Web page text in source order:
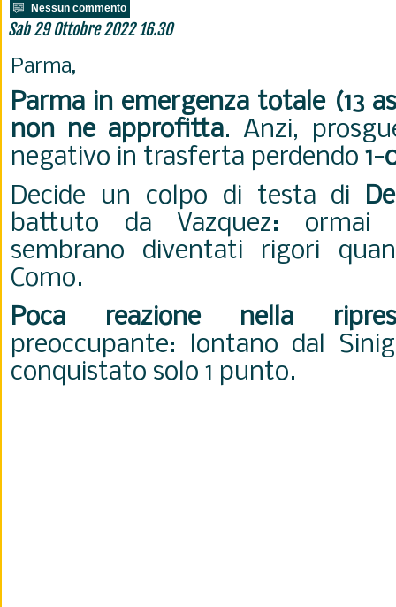
Nessun commento
Sab 29 Ottobre 2022 16.30
Parma,
Parma in emergenza totale (13
non ne approfitta. Anzi,
negativo in trasferta perdendo 1-
Decide un colpo di testa di
battuto da Vazquez: ormai
sembrano diventati rigori
Como.
Poca reazione nella
preoccupante: lontano dal
conquistato solo 1 punto.